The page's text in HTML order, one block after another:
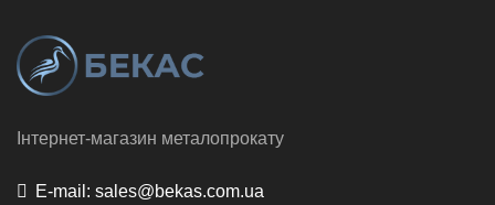
Інтернет-магазин металопрокату
E-mail: sales@bekas.com.ua